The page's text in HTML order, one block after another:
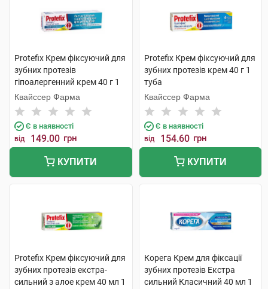
Protefix Крем фіксуючий для
зубних протезів
гіпоалергенний крем 40 г 1
туба
Квайссер Фарма
Є в наявності
від 149.00 грн
КУПИТИ
Protefix Крем фіксуючий для
зубних протезів крем 40 г 1
туба
Квайссер Фарма
Є в наявності
від 154.60 грн
КУПИТИ
Protefix Крем фіксуючий для
зубних протезів екстра-
сильний з алое крем 40 мл 1
Корега Крем для фіксації
зубних протезів Екстра
сильний Класичний 40 мл 1